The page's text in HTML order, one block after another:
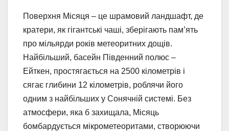
Поверхня Місяця – це шрамовий ландшафт, де
кратери, як гігантські чаші, зберігають пам’ять
про мільярди років метеоритних дощів.
Найбільший, басейн Південний полюс –
Ейткен, простягається на 2500 кілометрів і
сягає глибини 12 кілометрів, роблячи його
одним з найбільших у Сонячній системі. Без
атмосфери, яка б захищала, Місяць
бомбардується мікрометеоритами, створюючи